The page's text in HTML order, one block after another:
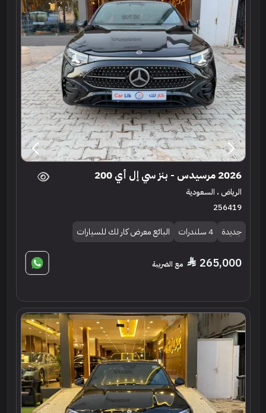
2026 مرسيدس - بنز سي إل أي 200
الرياض ، السعودية
256419
جديدة 4 سلندرات البائع معرض كار لك للسيارات
265,000 مع الضريبة